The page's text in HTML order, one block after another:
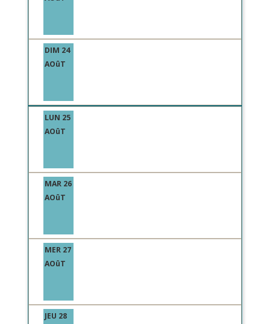
DIM 24
AOûT
LUN 25
AOûT
MAR 26
AOûT
MER 27
AOûT
JEU 28